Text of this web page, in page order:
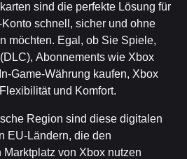
sind die perfekte Lösung für
schnell, sicher und ohne
möchten. Egal, ob Sie Spiele,
Abonnements wie Xbox
Game-Währung kaufen, Xbox
und Komfort.
Region sind diese digitalen
EU-Ländern, die den
von Xbox nutzen